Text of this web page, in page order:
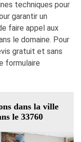
techniques pour
garantir un
faire appel aux
le domaine. Pour
gratuit et sans
formulaire
dans la ville
le 33760